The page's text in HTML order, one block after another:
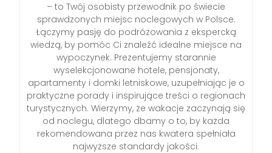
– to Twój osobisty przewodnik po świecie
sprawdzonych miejsc noclegowych w Polsce.
Łączymy pasję do podróżowania z ekspercką
wiedzą, by pomóc Ci znaleźć idealne miejsce na
wypoczynek. Prezentujemy starannie
wyselekcjonowane hotele, pensjonaty,
apartamenty i domki letniskowe, uzupełniając je o
praktyczne porady i inspirujące treści o regionach
turystycznych. Wierzymy, że wakacje zaczynają się
od noclegu, dlatego dbamy o to, by każda
rekomendowana przez nas kwatera spełniała
najwyższe standardy jakości.